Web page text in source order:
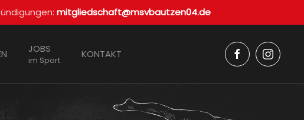
mitgliedschaft@msvbautzen04.de
JOBS
im Sport
KONTAKT